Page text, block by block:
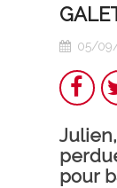
05/
pour